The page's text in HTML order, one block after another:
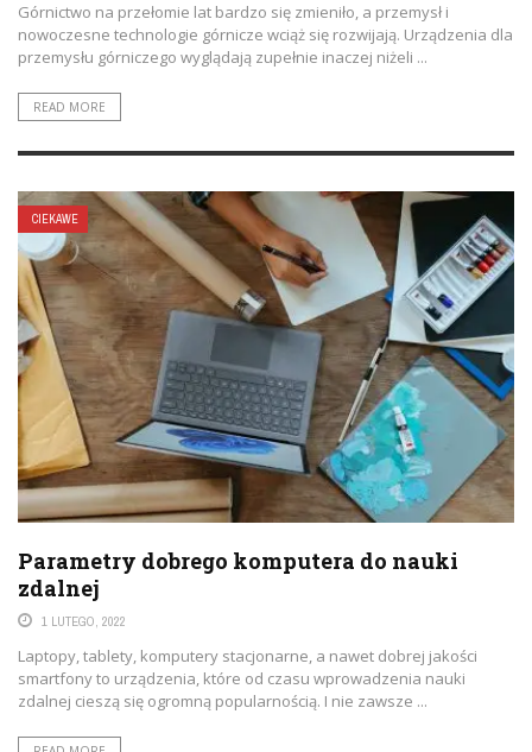
Górnictwo na przełomie lat bardzo się zmieniło, a przemysł i
nowoczesne technologie górnicze wciąż się rozwijają. Urządzenia dla
przemysłu górniczego wyglądają zupełnie inaczej niżeli ...
READ MORE
CIEKAWE
Parametry dobrego komputera do nauki
zdalnej
1 LUTEGO, 2022
Laptopy, tablety, komputery stacjonarne, a nawet dobrej jakości
smartfony to urządzenia, które od czasu wprowadzenia nauki
zdalnej cieszą się ogromną popularnością. I nie zawsze ...